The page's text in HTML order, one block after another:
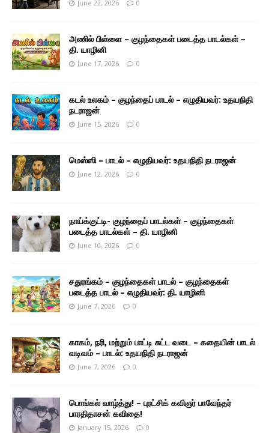
June 22, 2026 0
அணில் பிள்ளை – குழந்தைகள் படைத்த பாடல்கள் –
தி. யாழினி
June 17, 2026 0
கடல் உலகம் – குழந்தைப் பாடல் – எழுதியவர்: உதயநிதி
நடராஜன்
June 15, 2026 0
மெஸ்ஸி – பாடல் – எழுதியவர்: உதயநிதி நடராஜன்
June 12, 2026 0
நாய்க்குட்டி- குழந்தைப் பாடல்கள் – குழந்தைகள்
படைத்த பாடல்கள் – தி. யாழினி
June 10, 2026 0
சதுரங்கம் – குழந்தைகள் பாடல் – குழந்தைகள்
படைத்த பாடல் – எழுதியவர்: தி. யாழினி
June 7, 2026 0
காகம், நரி, மற்றும் பாட்டி சுட்ட வடை – கதையின் பாடல்
வடிவம் – பாடல்: உதயநிதி நடராஜன்
June 7, 2026 0
பொங்கல் வாழ்த்து! – புரட்சிக் கவிஞர் பாவேந்தர்
பாரதிதாசன் கவிதை!
January 15, 2026 0